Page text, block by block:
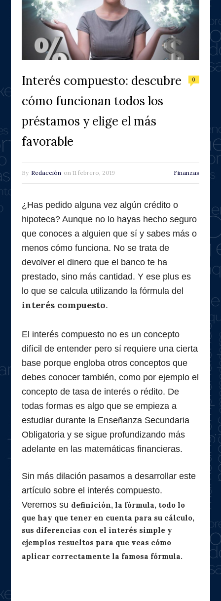
Interés compuesto: descubre
cómo funcionan todos los
préstamos y elige el más
favorable
0
By Redacción on 11 febrero, 2019 Finanzas
¿Has pedido alguna vez algún crédito o
hipoteca? Aunque no lo hayas hecho seguro
que conoces a alguien que sí y sabes más o
menos cómo funciona. No se trata de
devolver el dinero que el banco te ha
prestado, sino más cantidad. Y ese plus es
lo que se calcula utilizando la fórmula del
interés compuesto.
El interés compuesto no es un concepto
difícil de entender pero sí requiere una cierta
base porque engloba otros conceptos que
debes conocer también, como por ejemplo el
concepto de tasa de interés o rédito. De
todas formas es algo que se empieza a
estudiar durante la Enseñanza Secundaria
Obligatoria y se sigue profundizando más
adelante en las matemáticas financieras.
Sin más dilación pasamos a desarrollar este
artículo sobre el interés compuesto.
Veremos su definición, la fórmula, todo lo
que hay que tener en cuenta para su cálculo,
sus diferencias con el interés simple y
ejemplos resueltos para que veas cómo
aplicar correctamente la famosa fórmula.